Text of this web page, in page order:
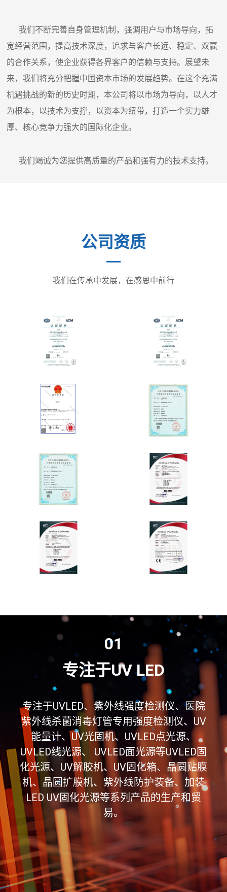
我们不断完善自身管理机制，强调用户与市场导向，拓
宽经营范围，提高技术深度，追求与客户长远、稳定、双赢
的合作关系，使企业获得各界客户的信赖与支持。展望未
来，我们将充分把握中国资本市场的发展趋势。在这个充满
机遇挑战的新的历史时期，本公司将以市场为导向，以人才
为根本，以技术为支撑，以资本为纽带，打造一个实力雄
厚、核心竞争力强大的国际化企业。
我们竭诚为您提供高质量的产品和强有力的技术支持。
公司资质
我们在传承中发展，在感恩中前行
01
专注于UV LED
专注于UVLED、紫外线强度检测仪、医院
紫外线杀菌消毒灯管专用强度检测仪、UV
能量计、UV光固机、UVLED点光源、
UVLED线光源、 UVLED面光源等UVLED固
化光源、UV解胶机、UV固化箱、晶圆贴膜
机、晶圆扩膜机、紫外线防护装备、加装
LED UV固化光源等系列产品的生产和贸
易。